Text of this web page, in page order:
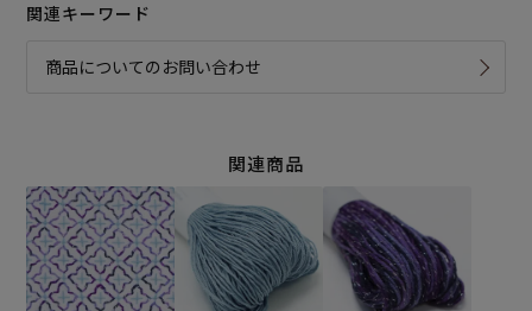
関連キーワード
商品についてのお問い合わせ
関連商品